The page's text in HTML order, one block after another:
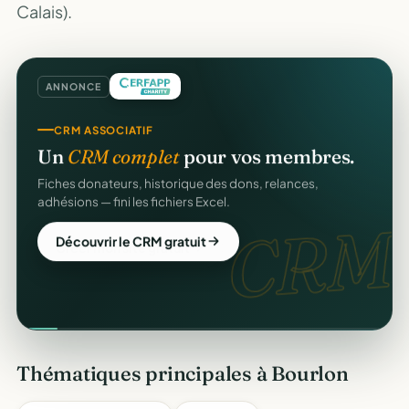
Calais).
ANNONCE
CRM.
CRM ASSOCIATIF
Un CRM completpour vos membres.
Fiches donateurs, historique des dons, relances,
adhésions — fini les fichiers Excel.
Découvrir le CRM gratuit
Thématiques principales à Bourlon